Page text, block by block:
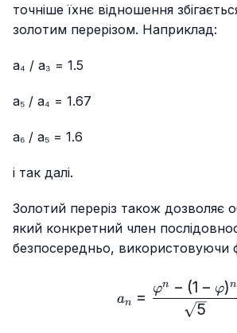
точніше їхнє відношення
золотим перерізом. Наприклад:
a₄ / a₃ = 1.5
a₅ / a₄ = 1.67
a₆ / a₅ = 1.6
і так далі.
Золотий переріз також дозволяє
який конкретний член
безпосередньо, використовуючи
an =
5
φn − (1 − φ)n